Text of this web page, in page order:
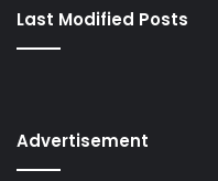
Last Modified Posts
Advertisement